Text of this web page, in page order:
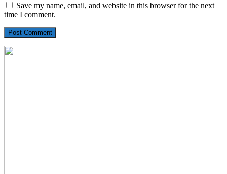
Save my name, email, and website in this browser for the next
time I comment.